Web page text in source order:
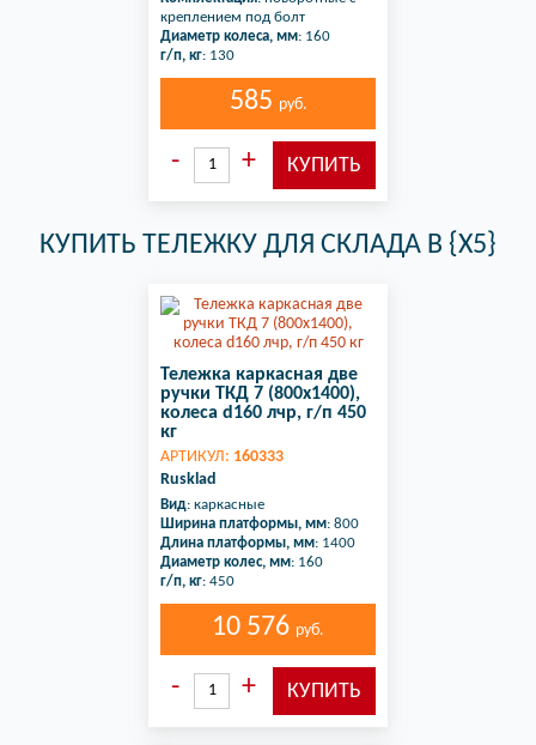
креплением под болт
Диаметр колеса, мм: 160
г/п, кг: 130
585 руб.
КУПИТЬ ТЕЛЕЖКУ ДЛЯ СКЛАДА В {X5}
Тележка каркасная две
ручки ТКД 7 (800х1400),
колеса d160 лчр, г/п 450
кг
АРТИКУЛ: 160333
Rusklad
Вид: каркасные
Ширина платформы, мм: 800
Длина платформы, мм: 1400
Диаметр колес, мм: 160
г/п, кг: 450
10 576 руб.